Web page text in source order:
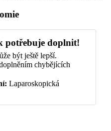
potřebuje doplnit!
být ještě lepší.
chybějících
Laparoskopická